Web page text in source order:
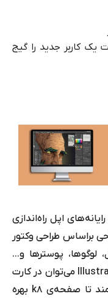
یک کاربر جدید را گیج
برای رایانه‌های اپل راه‌اندازی
براساس طراحی وکتور
لوگوها، پوسترها و...
می‌توان در کارت
تا صفحه‌ی 8
k بهره